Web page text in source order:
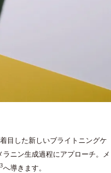
着目した新しいブライトニングケ
ニン生成過程にアプローチ。メ
へ導きます。